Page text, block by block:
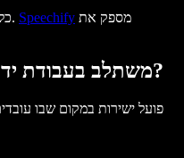
כלי משימות עובדים טוב יותר לצד בהירות. Speechify
איך Speechify משתלב בעבודת ידע אמיתית?